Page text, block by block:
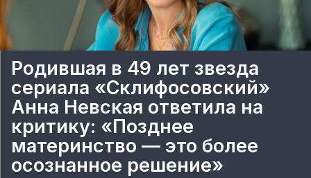
Родившая в 49 лет звезда
сериала «Склифосовский»
Анна Невская ответила на
критику: «Позднее
материнство — это более
осознанное решение»